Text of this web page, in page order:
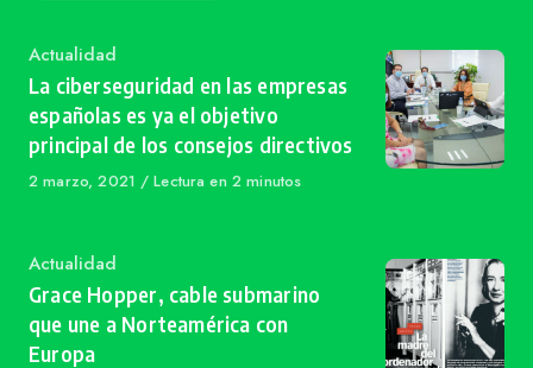
Category
Actualidad
La ciberseguridad en las empresas
españolas es ya el objetivo
principal de los consejos directivos
Published
2 marzo, 2021 Lectura en 2 minutos
Category
Actualidad
Grace Hopper, cable submarino
que une a Norteamérica con
Europa